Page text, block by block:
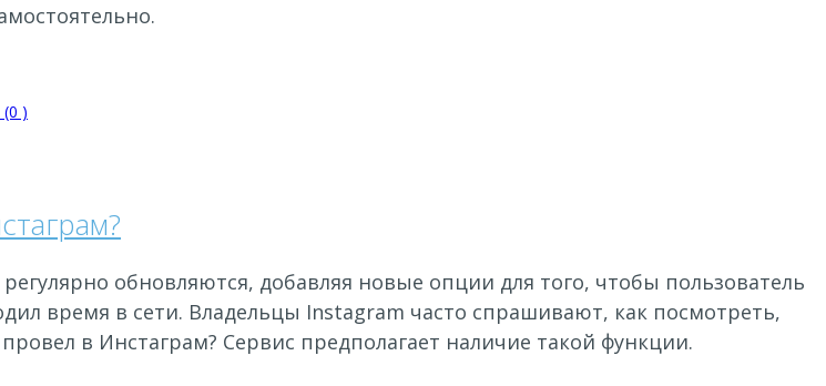
)
обновляются, добавляя новые опции для того, чтобы пользователь
время в сети. Владельцы Instagram часто спрашивают, как посмотреть,
в Инстаграм? Сервис предполагает наличие такой функции.